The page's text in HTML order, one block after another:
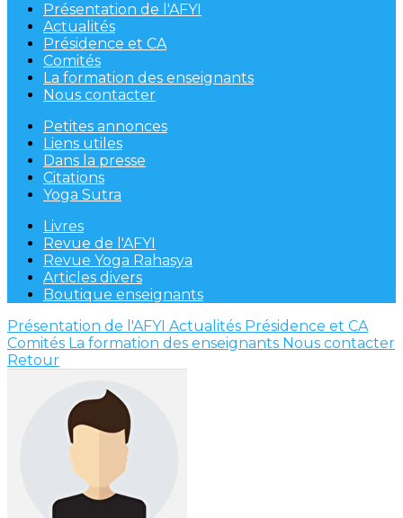
Présentation de l'AFYI
Actualités
Présidence et CA
Comités
La formation des enseignants
Nous contacter
Petites annonces
Liens utiles
Dans la presse
Citations
Yoga Sutra
Livres
Revue de l'AFYI
Revue Yoga Rahasya
Articles divers
Boutique enseignants
Présentation de l'AFYI Actualités Présidence et CA
Comités La formation des enseignants Nous contacter
Retour